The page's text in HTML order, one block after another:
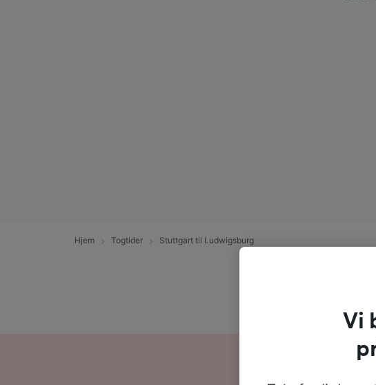
Hjem Togtider Stuttgart til Ludwigsburg
Vi